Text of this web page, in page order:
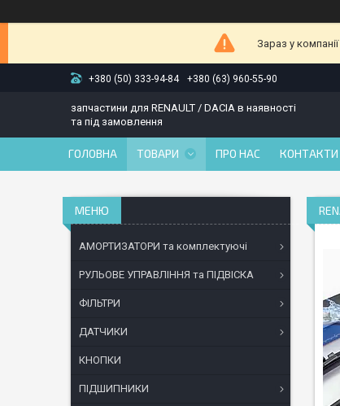
Зараз у
+380 (50) 333-94-84 +380 (63) 960-55-90
запчастини для RENAULT / DACIA в наявності
та під замовлення
ГОЛОВНА ТОВАРИ ПРО НАС КОНТАКТИ
АМОРТИЗАТОРИ та комплектуючі
РУЛЬОВЕ УПРАВЛІННЯ та ПІДВІСКА
ФІЛЬТРИ
ДАТЧИКИ
КНОПКИ
ПІДШИПНИКИ